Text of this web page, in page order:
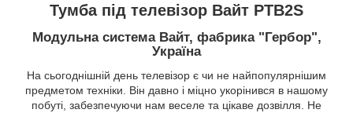
Тумба під телевізор Вайт РТВ2S
Модульна система Вайт, фабрика "Гербор",
Україна
На сьогоднішній день телевізор є чи не найпопулярнішим
предметом техніки. Він давно і міцно укорінився в нашому
побуті, забезпечуючи нам веселе та цікаве дозвілля. Не